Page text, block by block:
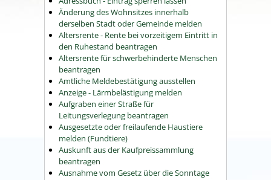
Änderung des Wohnsitzes innerhalb
derselben Stadt oder Gemeinde melden
Altersrente - Rente bei vorzeitigem Eintritt in
den Ruhestand beantragen
Altersrente für schwerbehinderte Menschen
beantragen
Amtliche Meldebestätigung ausstellen
Anzeige - Lärmbelästigung melden
Aufgraben einer Straße für
Leitungsverlegung beantragen
Ausgesetzte oder freilaufende Haustiere
melden (Fundtiere)
Auskunft aus der Kaufpreissammlung
beantragen
Ausnahme vom Gesetz über die Sonntage